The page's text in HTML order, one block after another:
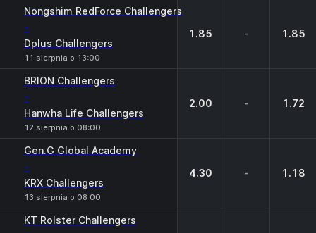
Nongshim RedForce Challengers
-
Dplus Challengers
11 sierpnia o 13:00
1.85 - 1.85
BRION Challengers
-
Hanwha Life Challengers
12 sierpnia o 08:00
2.00 - 1.72
Gen.G Global Academy
-
KRX Challengers
13 sierpnia o 08:00
4.30 - 1.18
KT Rolster Challengers